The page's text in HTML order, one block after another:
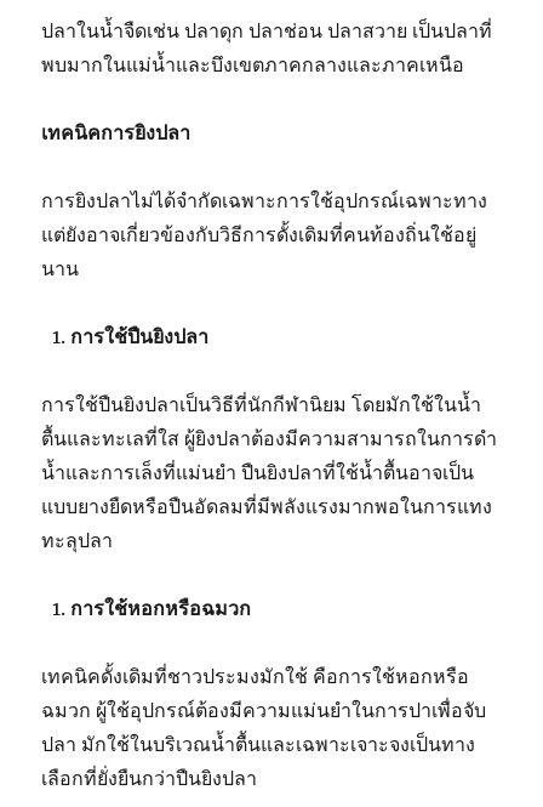
ปลาในน้ำจืดเช่น ปลาดุก ปลาช่อน ปลาสวาย เป็นปลาที่
พบมากในแม่น้ำและบึงเขตภาคกลางและภาคเหนือ
เทคนิคการยิงปลา
การยิงปลาไม่ได้จำกัดเฉพาะการใช้อุปกรณ์เฉพาะทาง
แต่ยังอาจเกี่ยวข้องกับวิธีการดั้งเดิมที่คนท้องถิ่นใช้อยู่
นาน
การใช้ปืนยิงปลา
การใช้ปืนยิงปลาเป็นวิธีที่นักกีฬานิยม โดยมักใช้ในน้ำ
ตื้นและทะเลที่ใส ผู้ยิงปลาต้องมีความสามารถในการดำ
น้ำและการเล็งที่แม่นยำ ปืนยิงปลาที่ใช้น้ำตื้นอาจเป็น
แบบยางยืดหรือปืนอัดลมที่มีพลังแรงมากพอในการแทง
ทะลุปลา
การใช้หอกหรือฉมวก
เทคนิคดั้งเดิมที่ชาวประมงมักใช้ คือการใช้หอกหรือ
ฉมวก ผู้ใช้อุปกรณ์ต้องมีความแม่นยำในการปาเพื่อจับ
ปลา มักใช้ในบริเวณน้ำตื้นและเฉพาะเจาะจงเป็นทาง
เลือกที่ยั่งยืนกว่าปืนยิงปลา